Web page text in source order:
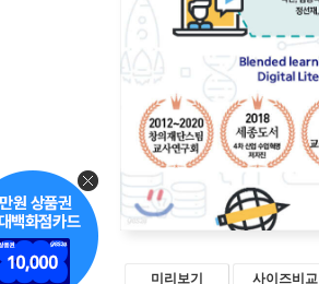
미리보기 사이즈비교